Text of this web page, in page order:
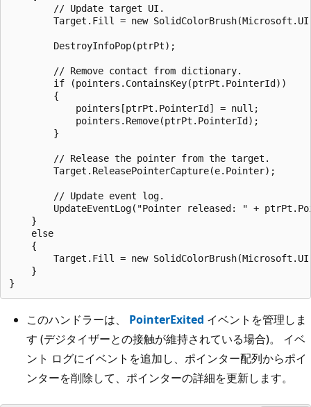
        // Update target UI.
Target.Fill = new
        DestroyInfoPop(ptrPt);
        // Remove contact from dictionary.
        if (pointers.ContainsKey(ptrPt.PointerId))
        {
            pointers[ptrPt.PointerId] = null;
            pointers.Remove(ptrPt.PointerId);
        }
        // Release the pointer from the target.
        Target.ReleasePointerCapture(e.Pointer);
        // Update event log.
UpdateEventLog("Pointer released: " +
    }
    else
    {
Target.Fill = new
    }
このハンドラーは、 PointerExited イベントを管理しま
す (デジタイザーとの接触が維持されている場合)。 イベ
ント ログにイベントを追加し、ポインター配列からポイ
ンターを削除して、ポインターの詳細を更新します。